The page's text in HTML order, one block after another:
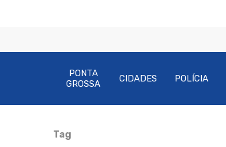
PONTA
GROSSA
CIDADES POLÍCIA
Tag